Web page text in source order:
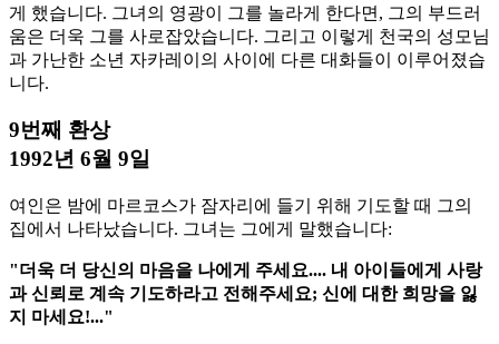
게 했습니다. 그녀의 영광이 그를 놀라게 한다면, 그의 부드러
움은 더욱 그를 사로잡았습니다. 그리고 이렇게 천국의 성모님
과 가난한 소년 자카레이의 사이에 다른 대화들이 이루어졌습
니다.
9번째 환상
1992년 6월 9일
여인은 밤에 마르코스가 잠자리에 들기 위해 기도할 때 그의
집에서 나타났습니다. 그녀는 그에게 말했습니다:
"더욱 더 당신의 마음을 나에게 주세요.... 내 아이들에게 사랑
과 신뢰로 계속 기도하라고 전해주세요; 신에 대한 희망을 잃
지 마세요!..."